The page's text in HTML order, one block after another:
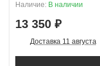
Наличие: В наличии
13 350 ₽
Доставка 11 августа